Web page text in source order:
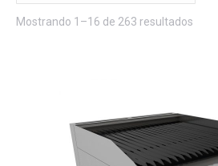
Mostrando 1–16 de 263 resultados